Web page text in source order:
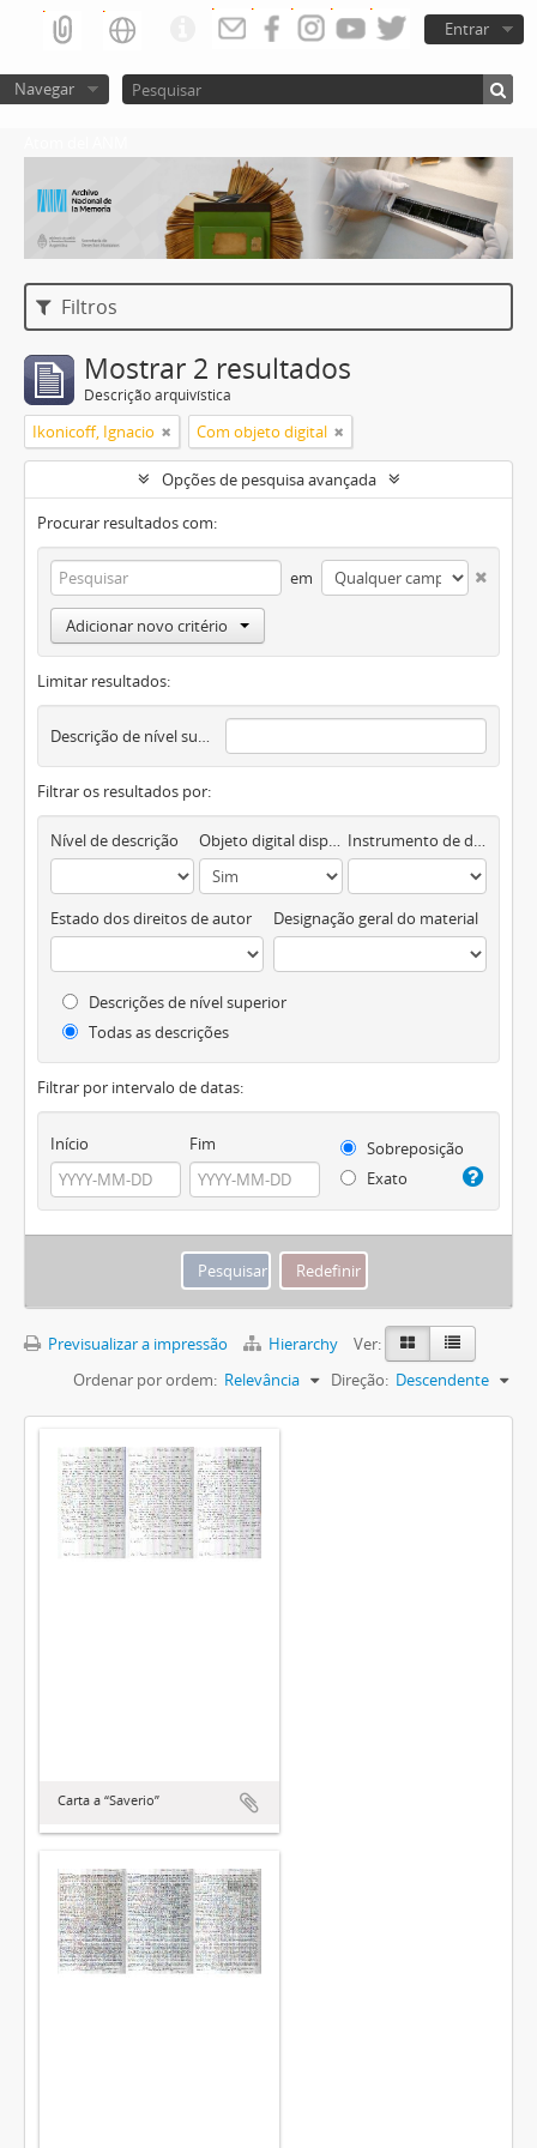
Entrar
Navegar
Filtros
Mostrar 2 resultados
Descrição arquivística
Ikonicoff, Ignacio Com objeto digital
Opções de pesquisa avançada
Procurar resultados com:
em
Adicionar novo critério
Limitar resultados:
Descrição de nível superior
Filtrar os resultados por:
Nível de descrição Objeto digital disponível Instrumento de descrição documental
Estado dos direitos de autor Designação geral do material
Descrições de nível superior
Todas as descrições
Filtrar por intervalo de datas:
Início Fim
Sobreposição
Exato
Previsualizar a impressão Hierarchy
Ver:
Ordenar por ordem: Relevância Direção: Descendente
Carta a “Saverio”